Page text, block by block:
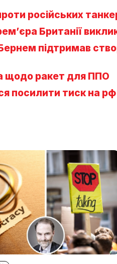
російських
Британії
підтримав
щодо ракет для ППО
посилити тиск на рф